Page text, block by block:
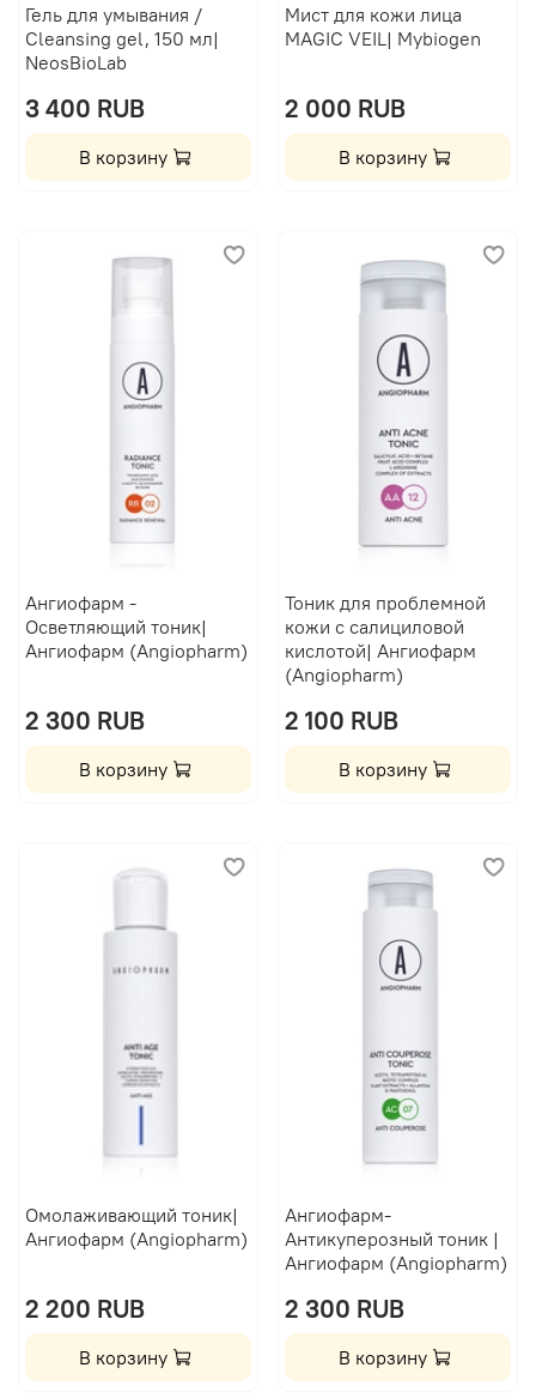
Гель для умывания /
Cleansing gel, 150 мл|
NeosBioLab
3 400 RUB
В корзину
Мист для кожи лица
MAGIC VEIL| Mybiogen
2 000 RUB
В корзину
Ангиофарм -
Осветляющий тоник|
Ангиофарм (Angiopharm)
2 300 RUB
В корзину
Тоник для проблемной
кожи с салициловой
кислотой| Ангиофарм
(Angiopharm)
2 100 RUB
В корзину
Омолаживающий тоник|
Ангиофарм (Angiopharm)
2 200 RUB
В корзину
Ангиофарм-
Антикуперозный тоник |
Ангиофарм (Angiopharm)
2 300 RUB
В корзину